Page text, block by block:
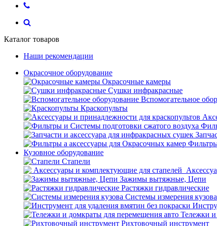
Каталог товаров
Наши рекомендации
Окрасочное оборудование
Окрасочные камеры
Сушки инфракрасные
Вспомогательное
Краскопульты
Кузовное оборудование
Стапели
Зажимы вытяжные, Цепи
Растяжки гидравлические
Системы измерения кузова
Тележки
Рихтовочный инструмент